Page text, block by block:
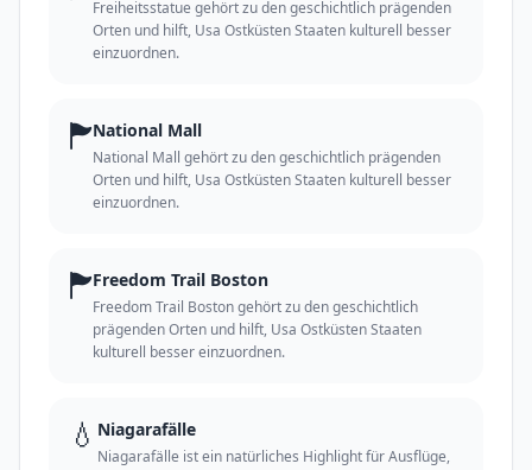
Freiheitsstatue gehört zu den geschichtlich prägenden
Orten und hilft, Usa Ostküsten Staaten kulturell besser
einzuordnen.
🏲National Mall
National Mall gehört zu den geschichtlich prägenden
Orten und hilft, Usa Ostküsten Staaten kulturell besser
einzuordnen.
🏲Freedom Trail Boston
Freedom Trail Boston gehört zu den geschichtlich
prägenden Orten und hilft, Usa Ostküsten Staaten
kulturell besser einzuordnen.
💧 Niagarafälle
Niagarafälle ist ein natürliches Highlight für Ausflüge,